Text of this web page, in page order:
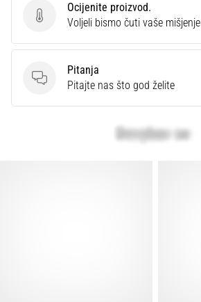
Ocijenite proizvod.
Ocijenite proizvod.
Voljeli bismo čuti vaše mišjenje
Pitanja
Pitanja
Pitajte nas što god želite